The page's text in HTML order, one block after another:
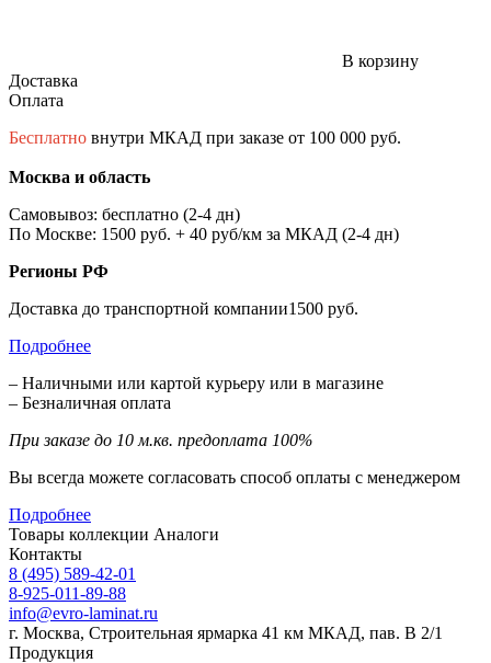
В корзину
Доставка
Оплата
Бесплатно внутри МКАД при заказе от 100 000 руб.
Москва и область
Самовывоз: бесплатно (2-4 дн)
По Москве: 1500 руб. + 40 руб/км за МКАД (2-4 дн)
Регионы РФ
Доставка до транспортной компании1500 руб.
Подробнее
– Наличными или картой курьеру или в магазине
– Безналичная оплата
При заказе до 10 м.кв. предоплата 100%
Вы всегда можете согласовать способ оплаты с менеджером
Подробнее
Товары коллекции Аналоги
Контакты
8 (495) 589-42-01
8-925-011-89-88
info@evro-laminat.ru
г. Москва, Строительная ярмарка 41 км МКАД, пав. В 2/1
Продукция